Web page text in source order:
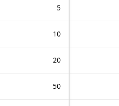
5
10
20
50